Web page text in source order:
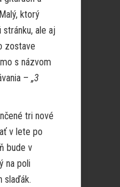
ktorý
ale aj
zostave
s názvom
– „3
tri nové
v lete po
bude v
na poli
slaďák.